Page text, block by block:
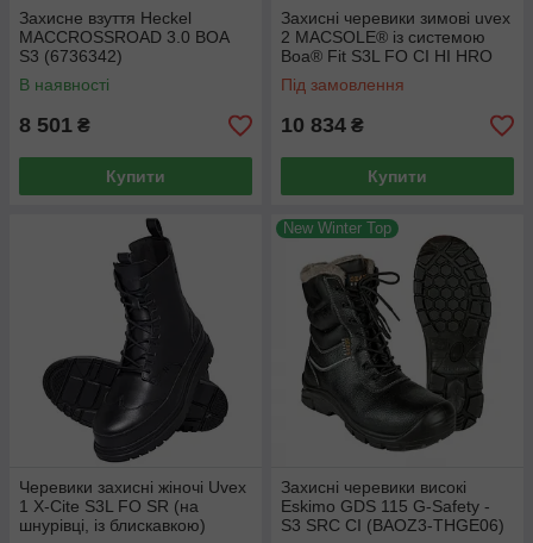
Захисне взуття Heckel
MACCROSSROAD 3.0 BOA
S3 (6736342)
В наявності
8 501 ₴
Купити
Захисні черевики зимові uvex
2 MACSOLE® із системою
Boa® Fit S3L FO CI HI HRO
SC SR (6536342) 42
Під замовлення
10 834 ₴
Купити
Черевики захисні жіночі Uvex
1 X-Cite S3L FO SR (на
шнурівці, із блискавкою)
New Winter Top
Захисні черевики високі
Eskimo GDS 115 G-Safety -
S3 SRC CI (BAOZ3-THGE06)